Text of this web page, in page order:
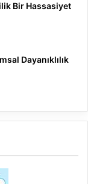
Bir Hassasiyet
Dayanıklılık